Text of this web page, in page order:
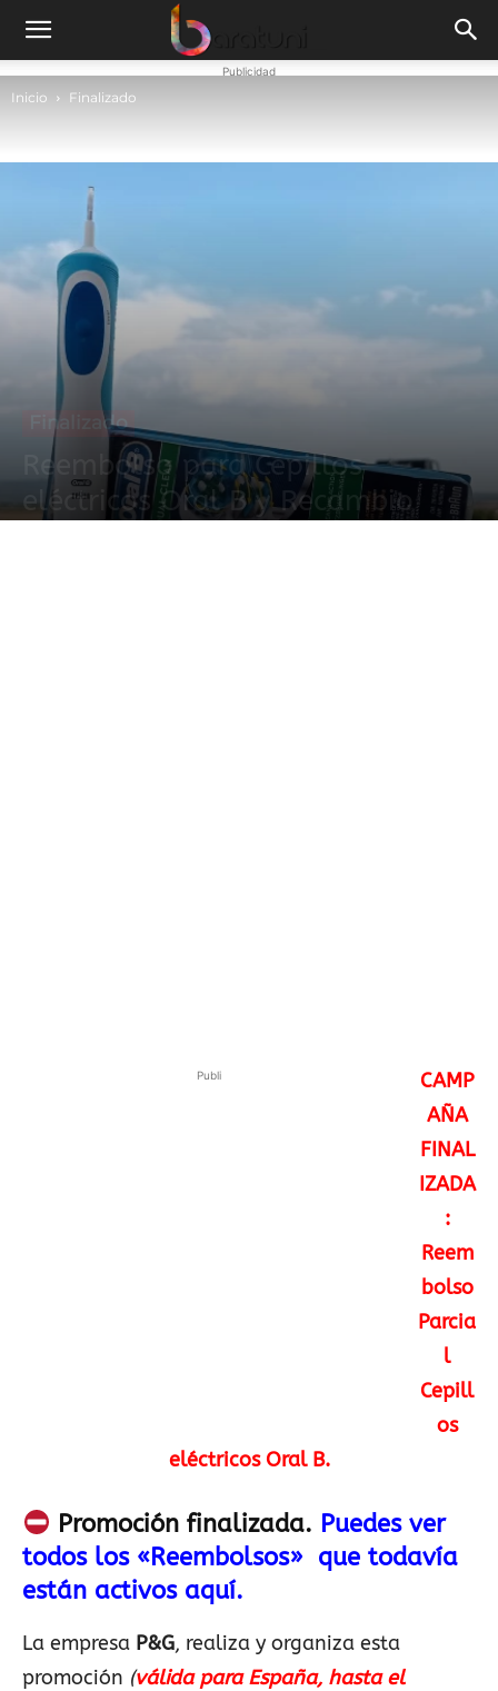
Publicidad
Inicio Finalizado
Finalizado
Reembolso para Cepillos
eléctricos Oral B y Recambio
Publi
CAMP
AÑA
FINAL
IZADA
:
Reem
bolso
Parcia
l
Cepill
os
eléctricos Oral B.
Promoción finalizada. Puedes ver
todos los «Reembolsos» que todavía
están activos aquí.
La empresa P&G, realiza y organiza esta
promoción (válida para España, hasta el